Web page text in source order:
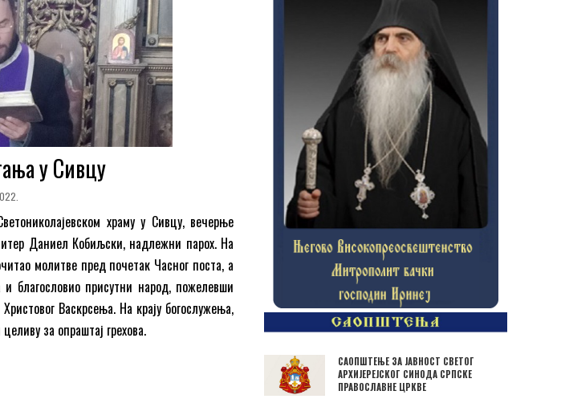
у Сивцу
храму у Сивцу, вечерње
Даниел Кобиљски, надлежни парох. На
молитве пред почетак Часног поста, а
благословио присутни народ, пожелевши
Васкрсења. На крају богослужења,
за опраштај грехова.
САОПШТЕЊЕ ЗА ЈАВНОСТ СВЕТОГ
АРХИЈЕРЕЈСКОГ СИНОДА СРПСКЕ
ПРАВОСЛАВНЕ ЦРКВЕ